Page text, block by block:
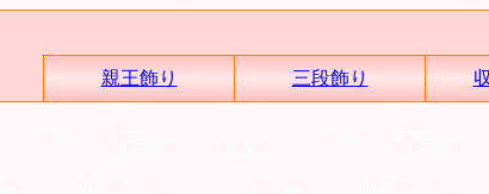
親王飾り 三段飾り